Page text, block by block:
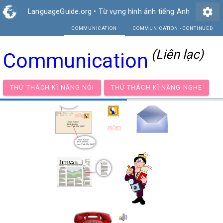
LanguageGuide.org • Từ vựng hình ảnh tiếng Anh settings
Communication (Liên lạc)
THỬ THÁCH KĨ NĂNG NÓI THỬ THÁCH KĨ NĂNG